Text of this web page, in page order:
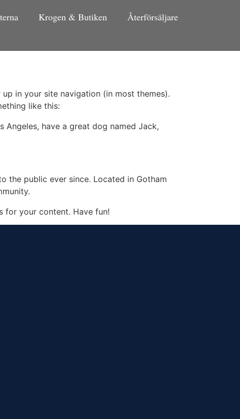
Krogen & Butiken Återförsäljare
in your site navigation (in most themes).
like this:
Angeles, have a great dog named Jack,
the public ever since. Located in Gotham
for your content. Have fun!